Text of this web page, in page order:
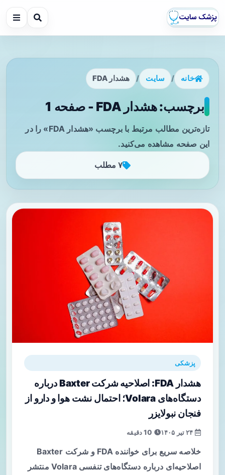
خانه / سایت / هشدار FDA
برچسب: هشدار FDA - صفحه 1
تازه‌ترین مطالب مرتبط با برچسب «هشدار FDA» را در
این صفحه مشاهده می‌کنید.
۷ مطلب
پزشکی
هشدار FDA: اصلاحیه شرکت Baxter درباره
دستگاه‌های Volara؛ احتمال نشت هوا و دارو از
فنجان نبولایزر
خلاصه سریع برای خواننده FDA و شرکت Baxter
اصلاحیه‌ای درباره دستگاه‌های تنفسی Volara منتشر